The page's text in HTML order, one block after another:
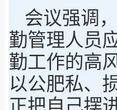
会议强调
勤管理人员
勤工作的高
以公肥私、